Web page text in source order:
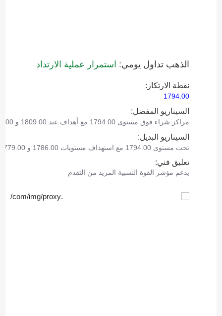
الذهب تداول يومي: استمرار عملية الارتداد
نقطة الارتكاز:
1794.00
السيناريو المفضل:
مراكز شراء فوق مستوى 1794.00 مع أهداف عند 1809.00 و 1816.00.
السيناريو البديل:
تحت مستوى 1794.00 مع استهداف مستويات 1786.00 و 1779.00 كأهداف.
تعليق فني:
يدعم مؤشر القوة النسبية المزيد من التقدم